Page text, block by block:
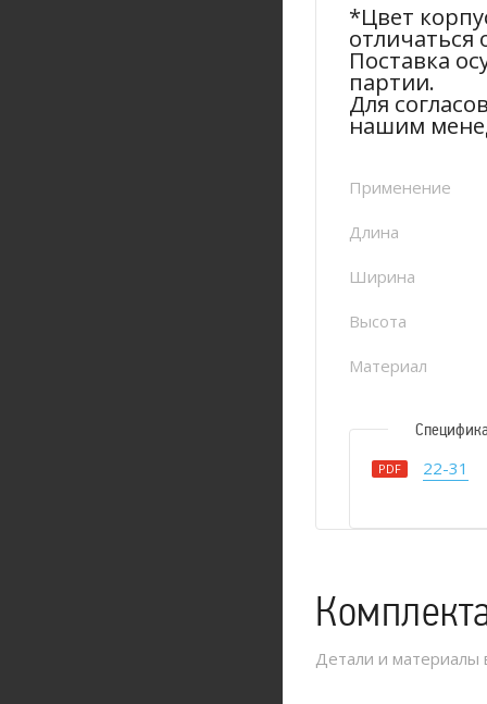
*Цвет
отличаться
Поставка
партии.
Для
нашим
Применение
Длина
Ширина
Высота
Материал
PDF 22-31
Детали и материалы